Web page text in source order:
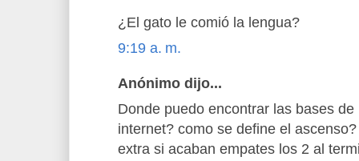
¿El gato le comió la lengua?
9:19 a. m.
Anónimo dijo...
Donde puedo encontrar las bases
internet? como se define el
extra si acaban empates los 2 al